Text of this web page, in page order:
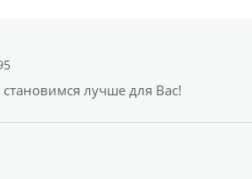
лучше для Вас!